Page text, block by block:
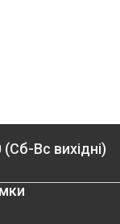
Вс вихідні)